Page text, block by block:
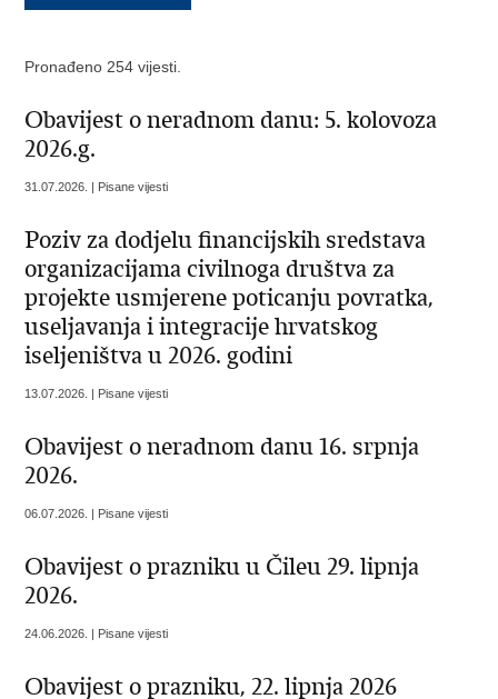
Pronađeno 254 vijesti.
Obavijest o neradnom danu: 5. kolovoza
2026.g.
31.07.2026. | Pisane vijesti
Poziv za dodjelu financijskih sredstava
organizacijama civilnoga društva za
projekte usmjerene poticanju povratka,
useljavanja i integracije hrvatskog
iseljeništva u 2026. godini
13.07.2026. | Pisane vijesti
Obavijest o neradnom danu 16. srpnja
2026.
06.07.2026. | Pisane vijesti
Obavijest o prazniku u Čileu 29. lipnja
2026.
24.06.2026. | Pisane vijesti
Obavijest o prazniku, 22. lipnja 2026